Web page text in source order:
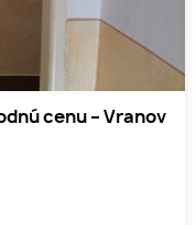
cenu – Vranov